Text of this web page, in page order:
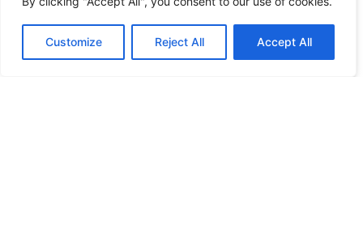
Customize Reject All Accept All